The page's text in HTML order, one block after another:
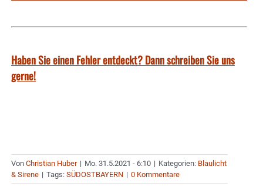
Haben Sie einen Fehler entdeckt? Dann schreiben Sie uns
gerne!
Von Christian Huber | Mo. 31.5.2021 - 6:10 | Kategorien: Blaulicht
& Sirene | Tags: SÜDOSTBAYERN | 0 Kommentare